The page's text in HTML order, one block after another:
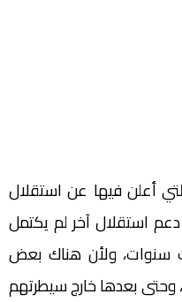
أعلن فيها عن استقلال
دعم استقلال آخر لم يكتمل
سنوات، ولأن هناك بعض
وحتى بعدها خارج سيطرتهم